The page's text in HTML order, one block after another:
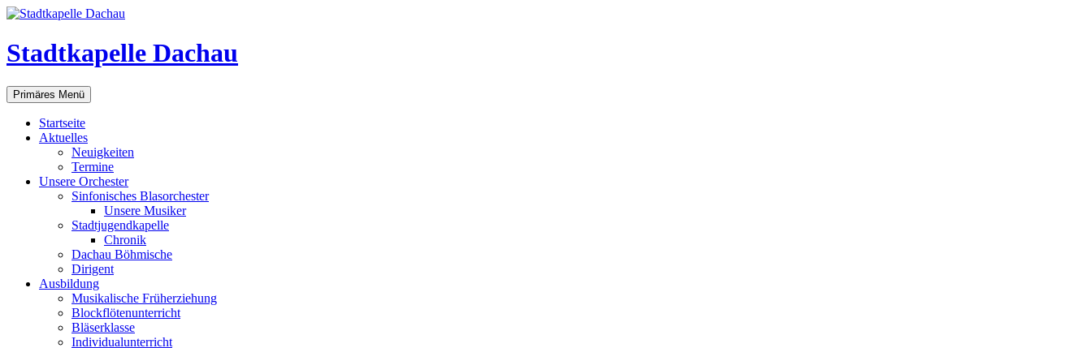
Zum
springen
Stadtkapelle Dachau
Suchen
Primäres Menü
Startseite
Aktuelles
Neuigkeiten
Termine
Unsere Orchester
Sinfonisches Blasorchester
Unsere Musiker
Stadtjugendkapelle
Chronik
Dachau Böhmische
Dirigent
Ausbildung
Musikalische Früherziehung
Blockflötenunterricht
Bläserklasse
Individual­unterricht